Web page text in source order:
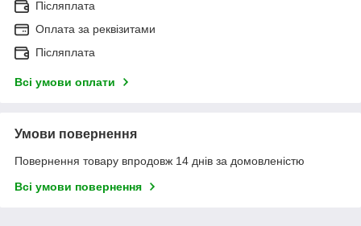
Післяплата
Оплата за реквізитами
Післяплата
Всі умови оплати
Умови повернення
Повернення товару впродовж 14 днів за домовленістю
Всі умови повернення